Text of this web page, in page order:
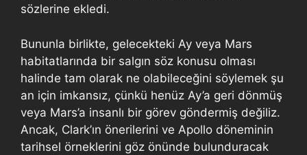
sözlerine ekledi.
Bununla birlikte, gelecekteki Ay veya Mars
habitatlarında bir salgın söz konusu olması
halinde tam olarak ne olabileceğini söylemek şu
an için imkansız, çünkü henüz Ay’a geri dönmüş
veya Mars’a insanlı bir görev göndermiş değiliz.
Ancak, Clark’ın önerilerini ve Apollo döneminin
tarihsel örneklerini göz önünde bulunduracak